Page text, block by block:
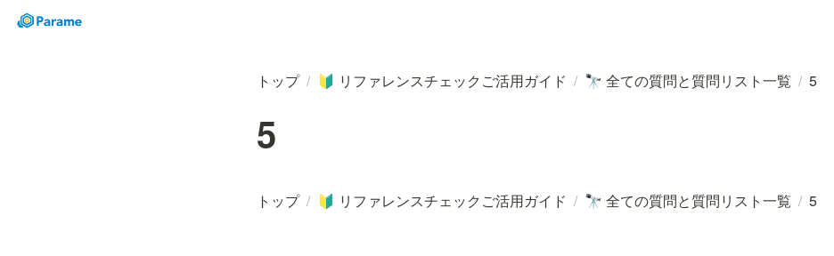
トップ / 🔰 リファレンスチェックご活用ガイド / 🔭 全ての質問と質問リスト一覧 / 5
5
トップ / 🔰 リファレンスチェックご活用ガイド / 🔭 全ての質問と質問リスト一覧 / 5